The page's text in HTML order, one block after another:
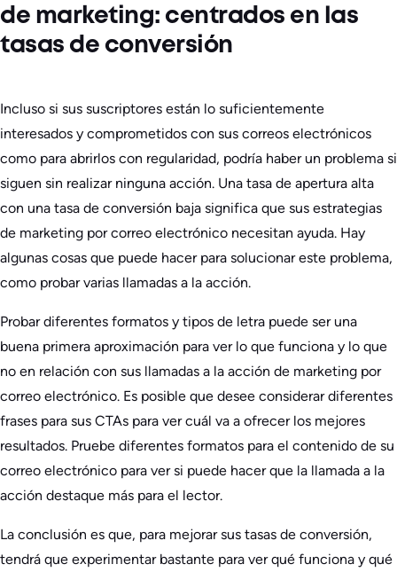
de marketing: centrados en las
tasas de conversión
Incluso si sus suscriptores están lo suficientemente
interesados y comprometidos con sus correos electrónicos
como para abrirlos con regularidad, podría haber un problema si
siguen sin realizar ninguna acción. Una tasa de apertura alta
con una tasa de conversión baja significa que sus estrategias
de marketing por correo electrónico necesitan ayuda. Hay
algunas cosas que puede hacer para solucionar este problema,
como probar varias llamadas a la acción.
Probar diferentes formatos y tipos de letra puede ser una
buena primera aproximación para ver lo que funciona y lo que
no en relación con sus llamadas a la acción de marketing por
correo electrónico. Es posible que desee considerar diferentes
frases para sus CTAs para ver cuál va a ofrecer los mejores
resultados. Pruebe diferentes formatos para el contenido de su
correo electrónico para ver si puede hacer que la llamada a la
acción destaque más para el lector.
La conclusión es que, para mejorar sus tasas de conversión,
tendrá que experimentar bastante para ver qué funciona y qué